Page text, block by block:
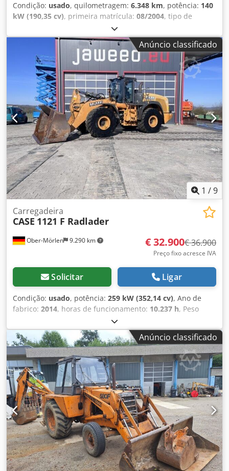
Condição: usado, quilometragem: 6.348 km, potência: 140
kW (190,35 cv), primeira matrícula: 08/2004, tipo de
, Ano de fabrico:
Modelo: MXM190 / Aspirador Samson 8000 L Ano: 2004
Condição: Boa Número de série: ACM231045 Dsdoynq
Dbspfx Abmock Ref. nr.: 8084 Data de registo: Potência:
190 cv Horas: 6348 Transmissão: Powershift total 19+6
Depósito de diesel: 1 Capacidade do tanque: 400 L Rádio: ?
Assento pneumático: ? Freio a disco: Freio em banho de
óleo Dimensão do pneu: 600/65R25 + 650/75R38 -
520/70R34 Porcentagem de borracha restante: 60% 90% -
40% Caixa de ferramentas: ? Sistema hidráulico: ?
Fabricante do tanque: Samson Capacidade do tanque:
8000 L Bomba de alta pressão: 2 x HPP Capacidade alta
pressão: 122 l/min - 130 bar Bomba de vácuo: Samson
Controle remoto: ?
Anúncio classificado
1 /9
Ober-Mörlen 9.290 km
Carregadeira
CASE 1121 F Radlader
€ 32.900€ 36.900
Preço fixo acresce IVA
Solicitar Ligar
Condição: usado, potência: 259 kW (352,14 cv), Ano de
fabrico: 2014, horas de funcionamento: 10.237 h, Peso
vazio: 27.024 kg Entre em contato com Emal Jaweed para
mais informações. Carregadeira de rodas / Wheel Loader,
Case 1121F, ano de fabricação 2014, horas de operação:
10.237 h, comprimento: 8.960 mm, largura: 2.990 mm,
altura: 3.570 mm, peso bruto máximo autorizado: 27.024
kg, motor: Case, potência do motor: 239 kW, ar-
condicionado, balança, hidráulica auxiliar, câmera de ré,
lubrificação automática, dimensões da concha:
comprimento: 1.800 mm, largura: 3.000 mm, altura: 1.750
mm, vídeo disponível. Dcsdpfx Asyn Nfwebmjk Outros: *
Oferecemos mais de 200 unidades à venda. * Nossa
localização está a 30 km ao norte do aeroporto de
Frankfurt/M. * Financiamento e leasing disponíveis. *
Especialista em transporte e exportação mundial. * Não
Anúncio classificado